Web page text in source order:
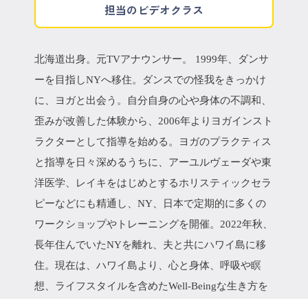
担当のビデオクラス
北海道出身。元TVアナウンサー。 1999年、ダンサ
ーを目指しNYへ移住。ダンスでの怪我をきっかけ
に、ヨガと出会う。自分自身の心や身体の不調和、
歪みが改善した体験から、2006年よりヨガインスト
ラクターとして指導を始める。ヨガのプラクティス
と指導を日々深めるうちに、アーユルヴェーダや東
洋医学、レイキをはじめとするホリスティックセラ
ピーなどにも精通し、NY、日本で定期的に多くの
ワークショップやトレーニングを開催。2022年秋、
長年住んでいたNYを離れ、夫と共にハワイ島に移
住。現在は、ハワイ島より、心と身体、呼吸や瞑
想、ライフスタイルを含めたWell-Beingな生き方を